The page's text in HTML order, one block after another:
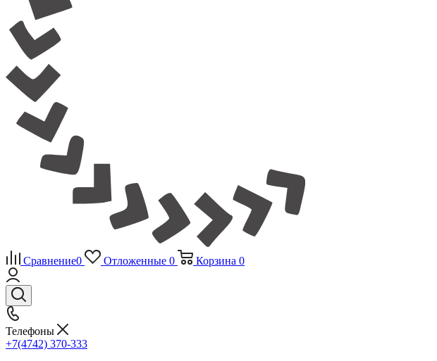
Сравнение0 Отложенные 0 Корзина 0
Телефоны
+7(4742) 370-333